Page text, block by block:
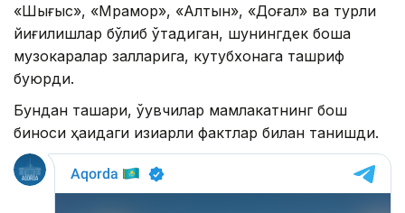
«Шығыс», «Мрамор», «Алтын», «Доғал» ва турли
йиғилишлар бўлиб ўтадиган, шунингдек бошқа
музокаралар залларига, кутубхонага ташриф
буюрди.
Бундан ташқари, ўқувчилар мамлакатнинг бош
биноси ҳақидаги қизиқарли фактлар билан танишди.